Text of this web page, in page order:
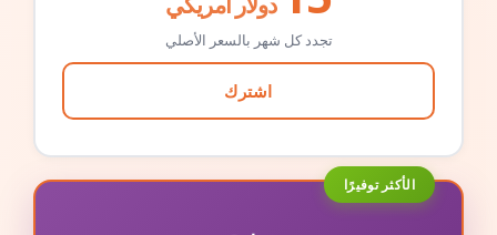
تجدد كل شهر بالسعر الأصلي
اشترك
الأكثر توفيرًا